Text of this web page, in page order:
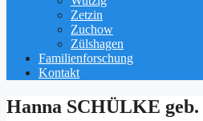
Zetzin
Zuchow
Zülshagen
Familienforschung
Kontakt
Hanna SCHÜLKE